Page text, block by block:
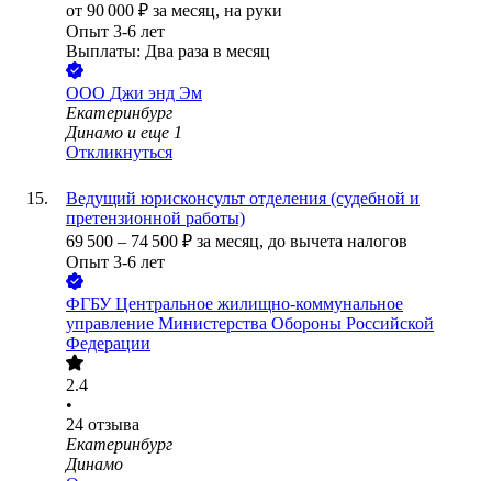
от 90 000 ₽ за месяц, на руки
Опыт 3-6 лет
Выплаты: Два раза в месяц
ООО Джи энд Эм
Екатеринбург
Динамо и еще 1
Откликнуться
Ведущий юрисконсульт отделения (судебной и
претензионной работы)
69 500 – 74 500 ₽ за месяц, до вычета налогов
Опыт 3-6 лет
ФГБУ Центральное жилищно-коммунальное
управление Министерства Обороны Российской
Федерации
2.4
•
24 отзыва
Екатеринбург
Динамо